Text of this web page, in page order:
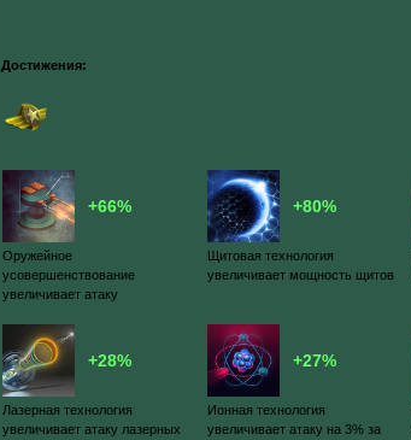
Достижения:
+66%
Оружейное
усовершенствование
увеличивает атаку
+80%
Щитовая технология
увеличивает мощность щитов
+28%
Лазерная технология
увеличивает атаку лазерных
+27%
Ионная технология
увеличивает атаку на 3% за